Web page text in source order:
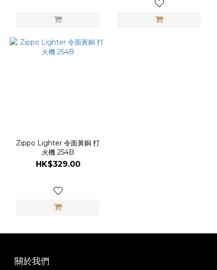
Zippo Lighter 令面黃銅 打
火機 254B
HK$329.00
關於我們